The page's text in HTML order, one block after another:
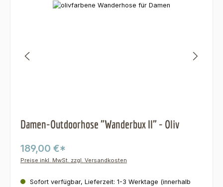
Bildergalerie überspringen
Damen-Outdoorhose "Wanderbux II" - Oliv
189,00 €*
Preise inkl. MwSt. zzgl. Versandkosten
Sofort verfügbar, Lieferzeit: 1-3 Werktage (innerhalb